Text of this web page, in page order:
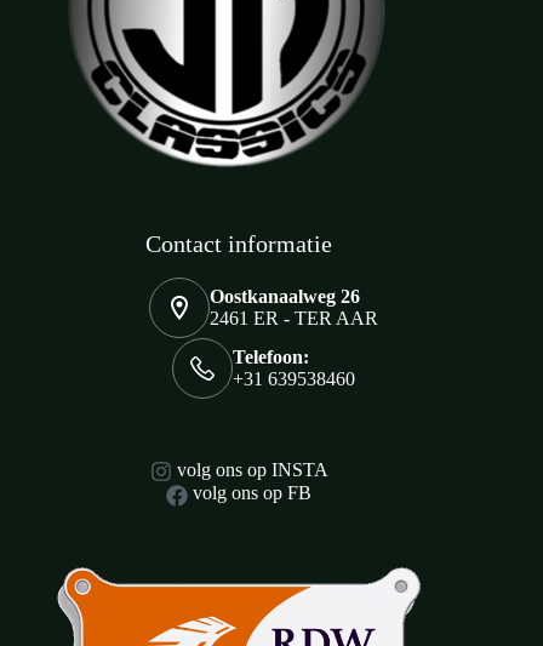
Contact informatie
Oostkanaalweg 26
2461 ER - TER AAR
Telefoon:
+31 639538460
volg ons op INSTA
volg ons op FB